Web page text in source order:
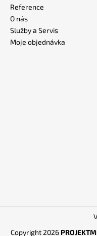
Reference
O nás
Služby a Servis
Moje objednávka
Copyright 2026